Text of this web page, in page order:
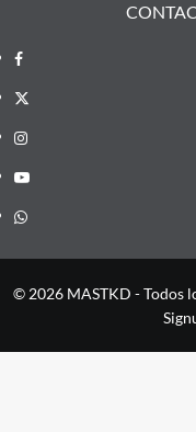
Facebook
X
Instagram
YouTube
Whatsapp